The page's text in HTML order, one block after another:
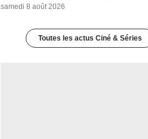
samedi 8 août 2026
Toutes les actus Ciné & Séries